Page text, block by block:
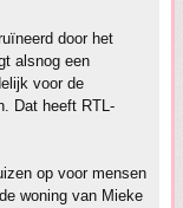
door het
alsnog een
voor de
Dat heeft RTL-
op voor mensen
woning van Mieke